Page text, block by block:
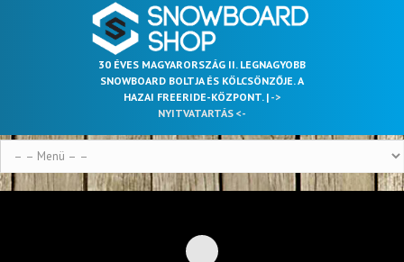
30 ÉVES MAGYARORSZÁG II. LEGNAGYOBB
SNOWBOARD BOLTJA ÉS KÖLCSÖNZŐJE. A
HAZAI FREERIDE-KÖZPONT. | ->
NYITVATARTÁS <-